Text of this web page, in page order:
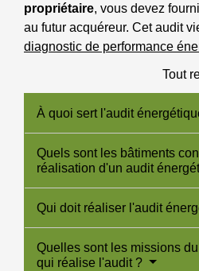
propriétaire, vous devez
au futur acquéreur. Cet audit
diagnostic de performance
Tout
À quoi sert l'audit
Quels sont les bâtiments
réalisation d'un audit
Qui doit réaliser l'audit
Quelles sont les missions
qui réalise l'audit ?